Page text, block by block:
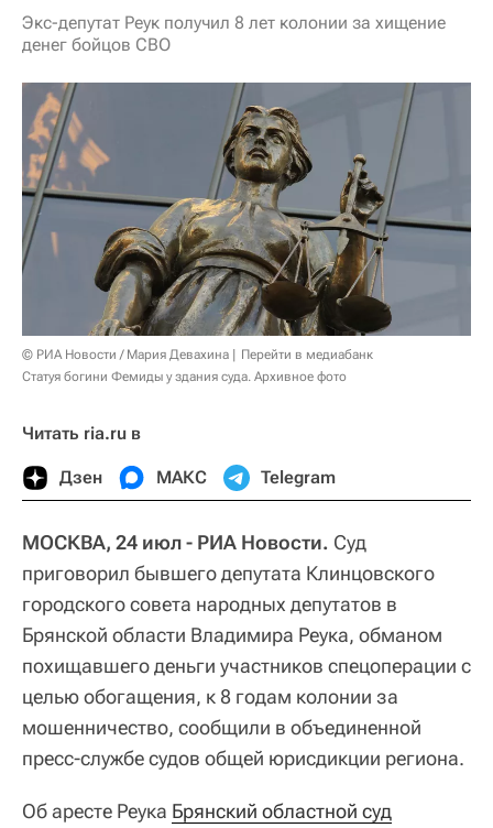
Экс-депутат Реук получил 8 лет колонии за хищение
денег бойцов СВО
© РИА Новости / Мария Девахина
Перейти в медиабанк
Статуя богини Фемиды у здания суда. Архивное фото
Читать ria.ru в
Дзен МАКС Telegram
МОСКВА, 24 июл - РИА Новости. Суд
приговорил бывшего депутата Клинцовского
городского совета народных депутатов в
Брянской области Владимира Реука, обманом
похищавшего деньги участников спецоперации с
целью обогащения, к 8 годам колонии за
мошенничество, сообщили в объединенной
пресс-службе судов общей юрисдикции региона.
Об аресте Реука Брянский областной суд